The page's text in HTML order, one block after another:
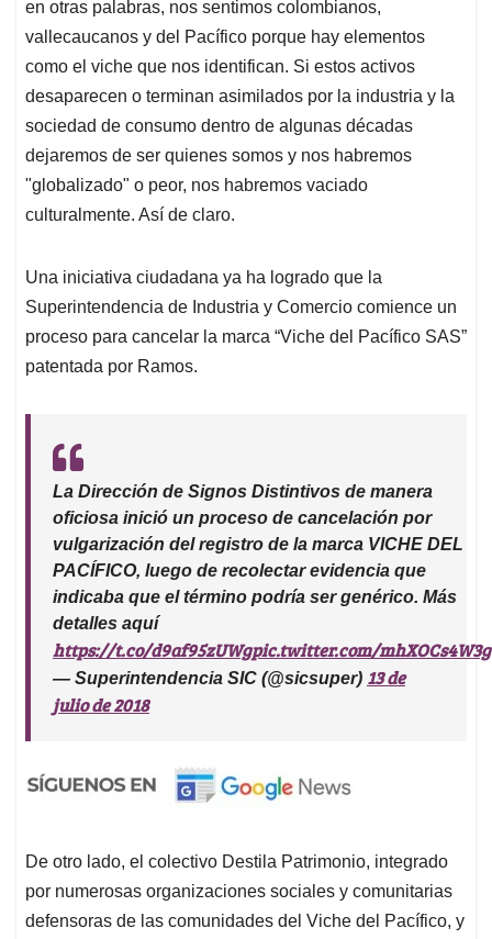
en otras palabras, nos sentimos colombianos,
vallecaucanos y del Pacífico porque hay elementos
como el viche que nos identifican. Si estos activos
desaparecen o terminan asimilados por la industria y la
sociedad de consumo dentro de algunas décadas
dejaremos de ser quienes somos y nos habremos
"globalizado" o peor, nos habremos vaciado
culturalmente. Así de claro.
Una iniciativa ciudadana ya ha logrado que la
Superintendencia de Industria y Comercio comience un
proceso para cancelar la marca “Viche del Pacífico SAS”
patentada por Ramos.
La Dirección de Signos Distintivos de manera
oficiosa inició un proceso de cancelación por
vulgarización del registro de la marca VICHE DEL
PACÍFICO, luego de recolectar evidencia que
indicaba que el término podría ser genérico. Más
detalles aquí
https://t.co/d9af95zUWgpic.twitter.com/mhXOCs4W3g
— Superintendencia SIC (@sicsuper) 13 de
julio de 2018
De otro lado, el colectivo Destila Patrimonio, integrado
por numerosas organizaciones sociales y comunitarias
defensoras de las comunidades del Viche del Pacífico, y